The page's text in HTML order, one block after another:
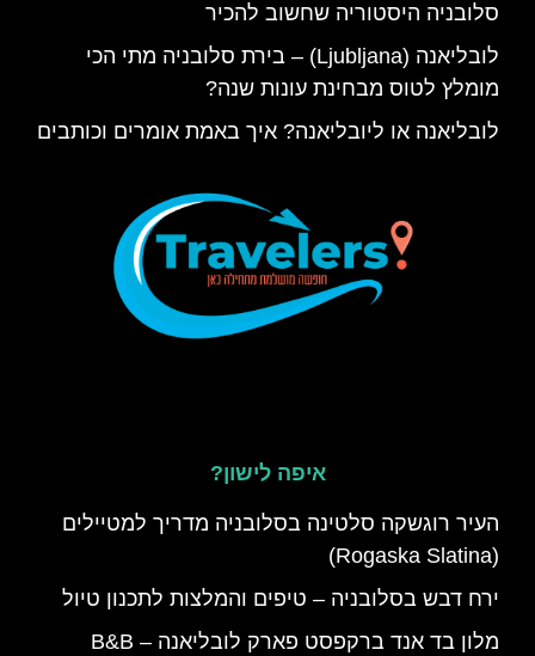
סלובניה היסטוריה שחשוב להכיר
לובליאנה (Ljubljana) – בירת סלובניה מתי הכי
מומלץ לטוס מבחינת עונות שנה?
לובליאנה או ליובליאנה? איך באמת אומרים וכותבים
איפה לישון?
העיר רוגשקה סלטינה בסלובניה מדריך למטיילים
(Rogaska Slatina)
ירח דבש בסלובניה – טיפים והמלצות לתכנון טיול
מלון בד אנד ברקפסט פארק לובליאנה – B&B